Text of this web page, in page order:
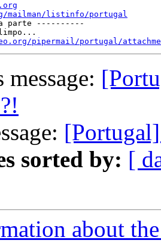
mailman/listinfo/portugal
parte ----------
limpo...
pipermail/portugal/
sorted by: [
about